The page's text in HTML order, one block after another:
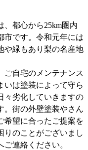
都心から25km圏内
市です。令和元年には
や緑もあり梨の名産地
自宅のメンテナンス
いは塗装によって守ら
々劣化していきますの
。街の外壁塗装やさん
希望に合ったご提案を
りのことがございまし
連絡ください。